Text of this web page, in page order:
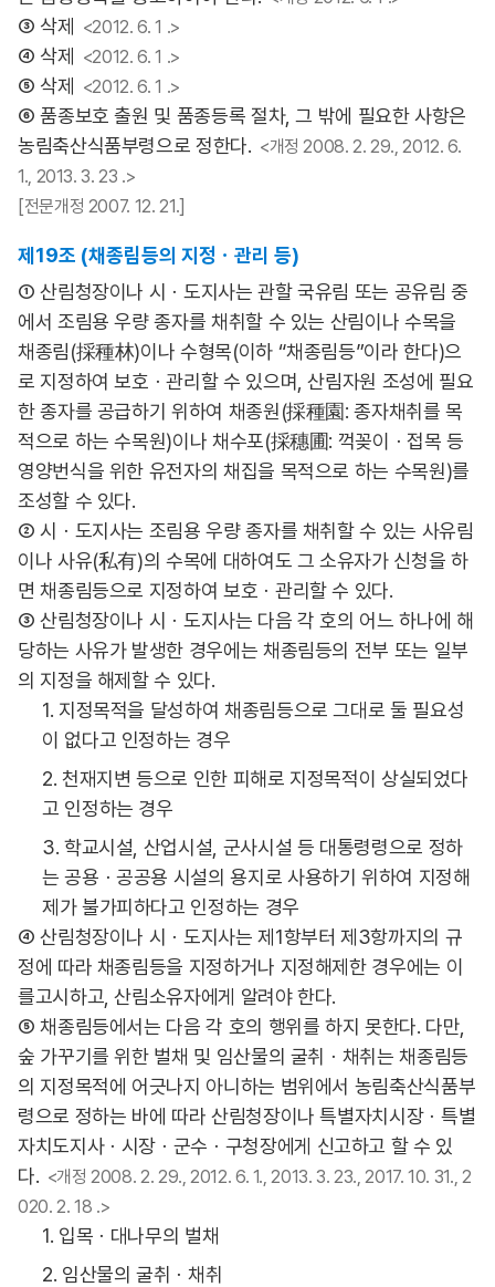
③ 삭제 <2012. 6. 1 .>
④ 삭제 <2012. 6. 1 .>
⑤ 삭제 <2012. 6. 1 .>
⑥ 품종보호 출원 및 품종등록 절차, 그 밖에 필요한 사항은
농림축산식품부령으로 정한다. <개정 2008. 2. 29., 2012. 6.
1., 2013. 3. 23 .>
[전문개정 2007. 12. 21.]
제19조 (채종림등의 지정ㆍ관리 등)
① 산림청장이나 시ㆍ도지사는 관할 국유림 또는 공유림 중
에서 조림용 우량 종자를 채취할 수 있는 산림이나 수목을
채종림(採種林)이나 수형목(이하 “채종림등”이라 한다)으
로 지정하여 보호ㆍ관리할 수 있으며, 산림자원 조성에 필요
한 종자를 공급하기 위하여 채종원(採種園: 종자채취를 목
적으로 하는 수목원)이나 채수포(採穗圃: 꺽꽂이ㆍ접목 등
영양번식을 위한 유전자의 채집을 목적으로 하는 수목원)를
조성할 수 있다.
② 시ㆍ도지사는 조림용 우량 종자를 채취할 수 있는 사유림
이나 사유(私有)의 수목에 대하여도 그 소유자가 신청을 하
면 채종림등으로 지정하여 보호ㆍ관리할 수 있다.
③ 산림청장이나 시ㆍ도지사는 다음 각 호의 어느 하나에 해
당하는 사유가 발생한 경우에는 채종림등의 전부 또는 일부
의 지정을 해제할 수 있다.
1. 지정목적을 달성하여 채종림등으로 그대로 둘 필요성
이 없다고 인정하는 경우
2. 천재지변 등으로 인한 피해로 지정목적이 상실되었다
고 인정하는 경우
3. 학교시설, 산업시설, 군사시설 등 대통령령으로 정하
는 공용ㆍ공공용 시설의 용지로 사용하기 위하여 지정해
제가 불가피하다고 인정하는 경우
④ 산림청장이나 시ㆍ도지사는 제1항부터 제3항까지의 규
정에 따라 채종림등을 지정하거나 지정해제한 경우에는 이
를고시하고, 산림소유자에게 알려야 한다.
⑤ 채종림등에서는 다음 각 호의 행위를 하지 못한다. 다만,
숲 가꾸기를 위한 벌채 및 임산물의 굴취ㆍ채취는 채종림등
의 지정목적에 어긋나지 아니하는 범위에서 농림축산식품부
령으로 정하는 바에 따라 산림청장이나 특별자치시장ㆍ특별
자치도지사ㆍ시장ㆍ군수ㆍ구청장에게 신고하고 할 수 있
다. <개정 2008. 2. 29., 2012. 6. 1., 2013. 3. 23., 2017. 10. 31., 2
020. 2. 18 .>
1. 입목ㆍ대나무의 벌채
2. 임산물의 굴취ㆍ채취